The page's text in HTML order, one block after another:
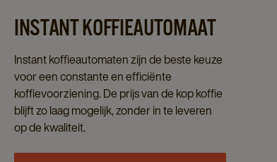
INSTANT KOFFIEAUTOMAAT
Instant koffieautomaten zijn de beste keuze
voor een constante en efficiënte
koffievoorziening. De prijs van de kop koffie
blijft zo laag mogelijk, zonder in te leveren
op de kwaliteit.